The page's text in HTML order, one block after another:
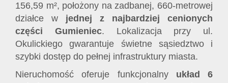
156,59 m², położony na zadbanej, 660‑metrowej
działce w jednej z najbardziej cenionych
części Gumieniec. Lokalizacja przy ul.
Okulickiego gwarantuje świetne sąsiedztwo i
szybki dostęp do pełnej infrastruktury miasta.
Nieruchomość oferuje funkcjonalny układ 6